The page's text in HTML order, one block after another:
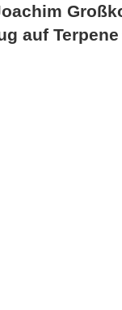
auf